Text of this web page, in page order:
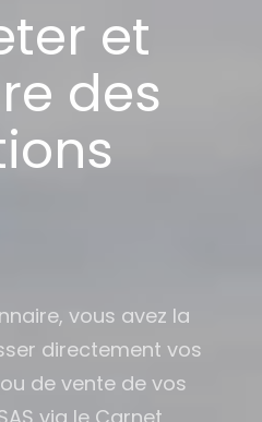
et
des
vous avez la
directement vos
de vente de vos